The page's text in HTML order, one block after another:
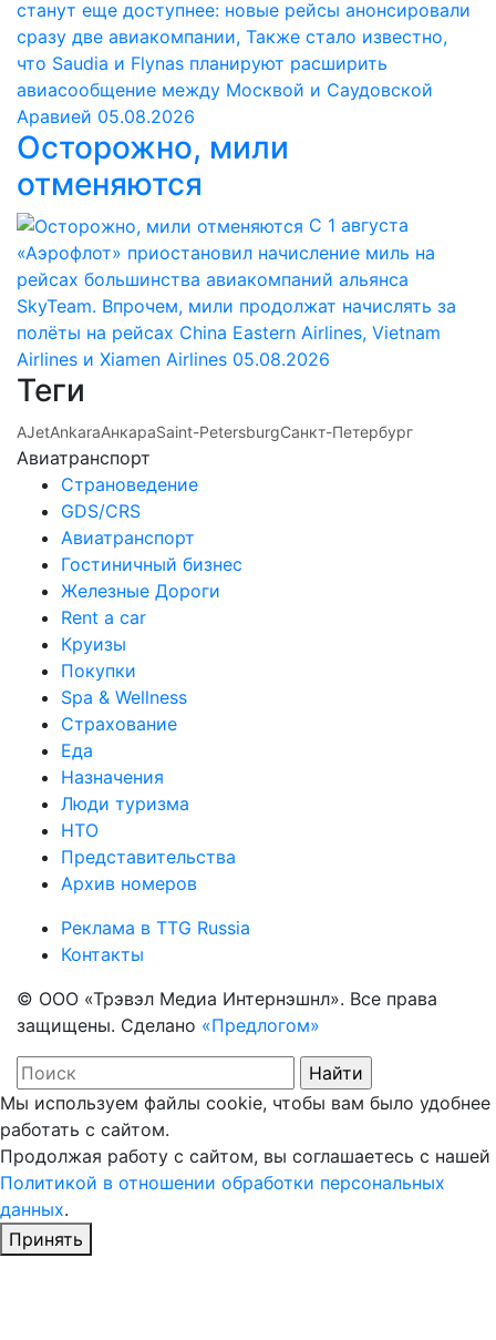
станут еще доступнее: новые рейсы анонсировали
сразу две авиакомпании, Также стало известно,
что Saudia и Flynas планируют расширить
авиасообщение между Москвой и Саудовской
Аравией 05.08.2026
Осторожно, мили
отменяются
С 1 августа
«Аэрофлот» приостановил начисление миль на
рейсах большинства авиакомпаний альянса
SkyTeam. Впрочем, мили продолжат начислять за
полёты на рейсах China Eastern Airlines, Vietnam
Airlines и Xiamen Airlines 05.08.2026
Теги
AJetAnkaraАнкараSaint-PetersburgСанкт-Петербург
Авиатранспорт
Страноведение
GDS/CRS
Авиатранспорт
Гостиничный бизнес
Железные Дороги
Rent a car
Круизы
Покупки
Spa & Wellness
Страхование
Еда
Назначения
Люди туризма
НТО
Представительства
Архив номеров
Реклама в TTG Russia
Контакты
© ООО «Трэвэл Медиа Интернэшнл». Все права
защищены. Сделано «Предлогом»
Мы используем файлы cookie, чтобы вам было удобнее
работать с сайтом.
Продолжая работу с сайтом, вы соглашаетесь с нашей
Политикой в отношении обработки персональных
данных.
Принять